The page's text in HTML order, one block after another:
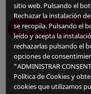
ADICIONAR AO
favorite_border
sitio web. Pulsando el
Rechazar la instalación
se recopila. Pulsando el
leído y acepta la
rechazarlas pulsando el
opciones de
“ADMINISTRAR
Política de Cookies y
cookies que utilizamos